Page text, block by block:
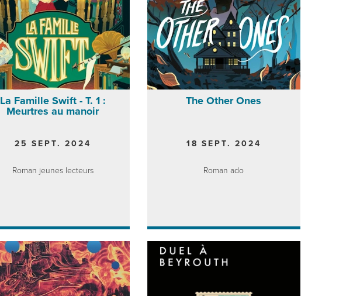
La Famille Swift - T. 1 :
Meurtres au manoir
25 SEPT. 2024
Roman jeunes lecteurs
The Other Ones
18 SEPT. 2024
Roman ado